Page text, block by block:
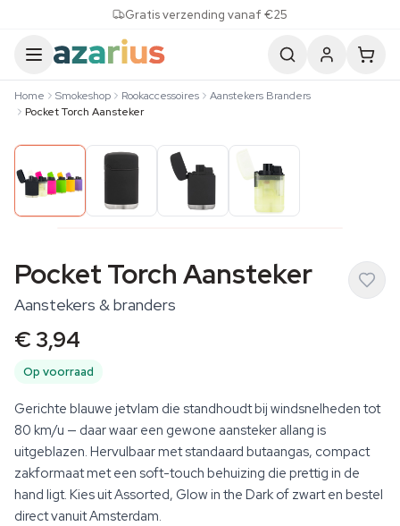
Gratis verzending vanaf €25
Home Smokeshop Rookaccessoires
Aanstekers Branders
Pocket Torch Aansteker
Pocket Torch Aansteker
Aanstekers & branders
€ 3,94
Op voorraad
Gerichte blauwe jetvlam die standhoudt bij windsnelheden tot
80 km/u — daar waar een gewone aansteker allang is
uitgeblazen. Hervulbaar met standaard butaangas, compact
zakformaat met een soft-touch behuizing die prettig in de
hand ligt. Kies uit Assorted, Glow in the Dark of zwart en bestel
direct vanuit Amsterdam.